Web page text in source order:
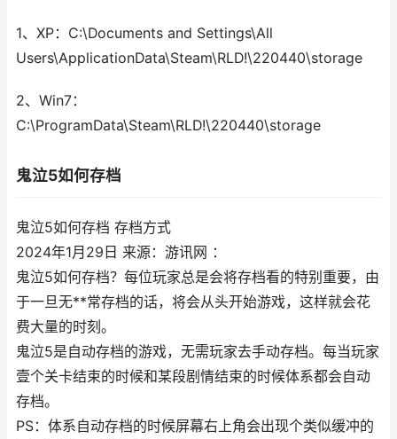
1、XP：C:\Documents and Settings\All
Users\ApplicationData\Steam\RLD!\220440\storage
2、Win7：
C:\ProgramData\Steam\RLD!\220440\storage
鬼泣5如何存档
鬼泣5如何存档 存档方式
2024年1月29日 来源：游讯网 ：
鬼泣5如何存档？每位玩家总是会将存档看的特别重要，由
于一旦无**常存档的话，将会从头开始游戏，这样就会花
费大量的时刻。
鬼泣5是自动存档的游戏，无需玩家去手动存档。每当玩家
壹个关卡结束的时候和某段剧情结束的时候体系都会自动
存档。
PS：体系自动存档的时候屏幕右上角会出现个类似缓冲的